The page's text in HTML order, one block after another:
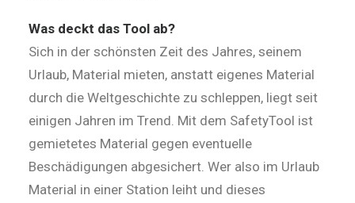
Was deckt das Tool ab?
Sich in der schönsten Zeit des Jahres, seinem
Urlaub, Material mieten, anstatt eigenes Material
durch die Weltgeschichte zu schleppen, liegt seit
einigen Jahren im Trend. Mit dem SafetyTool ist
gemietetes Material gegen eventuelle
Beschädigungen abgesichert. Wer also im Urlaub
Material in einer Station leiht und dieses